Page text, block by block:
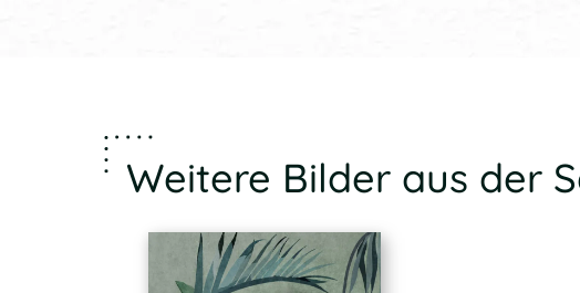
Weitere Bilder aus der